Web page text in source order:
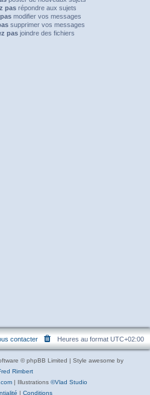
pas répondre aux sujets
modifier vos messages
supprimer vos messages
pas joindre des fichiers
Heures au format UTC+02:00
contacter
© phpBB Limited | Style awesome by
Rimbert
| Illustrations ©Vlad Studio
| Conditions